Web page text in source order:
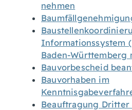
nehmen
Informationssystem
Baden-Württemberg
Bauvorbescheid
Bauvorhaben im
Beauftragung